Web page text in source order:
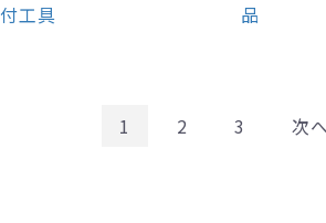
付工具
品
1 2 3 次へ